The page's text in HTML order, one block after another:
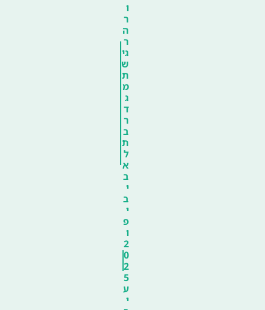
ו
ר
ה
ר
גי
ש
ת
מ
ג
ד
ר
ב
ת
ל
א
ב
י
ב
י
פ
ו
2
0
2
5
ע
י